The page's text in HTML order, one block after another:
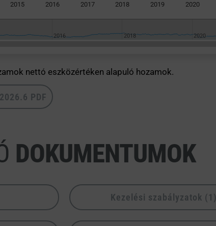
2015 2016 2017 2018 2019 2020
2016
2016 2018
2018 2020
2020
nettó eszközértéken alapuló hozamok.
PDF
DOKUMENTUMOK
Kezelési szabályzatok (1)